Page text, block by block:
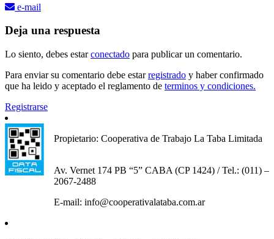
e-mail
Deja una respuesta
Lo siento, debes estarconectado para publicar un comentario.
Para enviar su comentario debe estarregistrado y haber confirmado
que ha leido y aceptado el reglamento de terminos y condiciones.
Registrarse
Propietario: Cooperativa de Trabajo La Taba Limitada
Av. Vernet 174 PB “5” CABA (CP 1424) / Tel.: (011) –
2067-2488
E-mail: info@cooperativalataba.com.ar